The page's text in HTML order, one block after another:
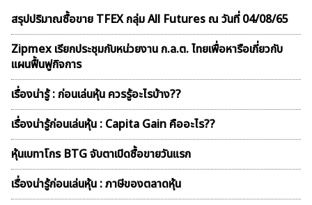
สรุปปริมาณซื้อขาย TFEX กลุ่ม All Futures ณ วันที่ 04/08/65
Zipmex เรียกประชุมกับหน่วยงาน ก.ล.ต. ไทยเพื่อหารือเกี่ยวกับ
แผนฟื้นฟูกิจการ
เรื่องน่ารู้ : ก่อนเล่นหุ้น ควรรู้อะไรบ้าง??
เรื่องน่ารู้ก่อนเล่นหุ้น : Capita Gain คืออะไร??
หุ้นเบทาโกร BTG จับตาเปิดซื้อขายวันแรก
เรื่องน่ารู้ก่อนเล่นหุ้น : ภาษีของตลาดหุ้น